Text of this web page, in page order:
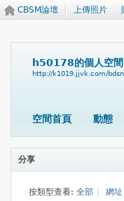
CBSM論壇 上傳照片
h50178的個人空間
http://k1019.jjvk.com/
空間首頁 動態
分享
按類型查看: 全部 網址